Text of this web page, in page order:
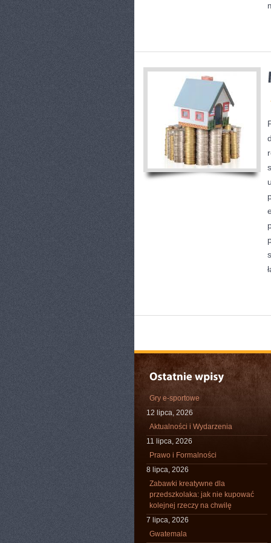
Gry e-sportowe
12 lipca, 2026
Aktualności i Wydarzenia
11 lipca, 2026
Prawo i Formalności
8 lipca, 2026
Zabawki kreatywne dla
przedszkolaka: jak nie kupować
kolejnej rzeczy na chwilę
7 lipca, 2026
Gwatemala